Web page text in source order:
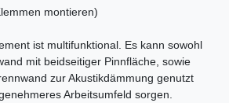
montieren)
ist multifunktional. Es kann sowohl
mit beidseitiger Pinnfläche, sowie
zur Akustikdämmung genutzt
Arbeitsumfeld sorgen.